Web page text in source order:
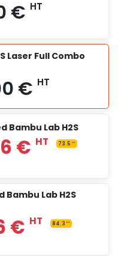
€
Laser Full Combo
Bambu Lab H2S
Bambu Lab H2S